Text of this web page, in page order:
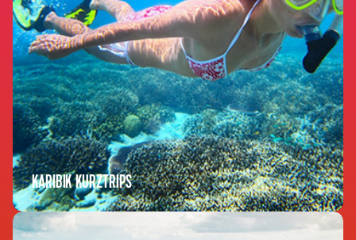
KARIBIK KURZTRIPS